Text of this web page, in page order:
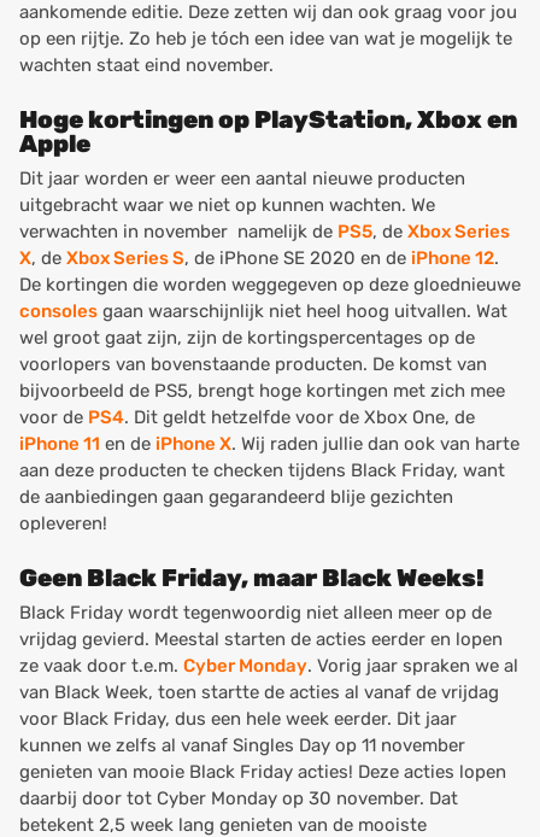
aankomende editie. Deze zetten wij dan ook graag voor jou
op een rijtje. Zo heb je tóch een idee van wat je mogelijk te
wachten staat eind november.
Hoge kortingen op PlayStation, Xbox en
Apple
Dit jaar worden er weer een aantal nieuwe producten
uitgebracht waar we niet op kunnen wachten. We
verwachten in november namelijk de PS5, de Xbox Series
X, de Xbox Series S, de iPhone SE 2020 en de iPhone 12.
De kortingen die worden weggegeven op deze gloednieuwe
consoles gaan waarschijnlijk niet heel hoog uitvallen. Wat
wel groot gaat zijn, zijn de kortingspercentages op de
voorlopers van bovenstaande producten. De komst van
bijvoorbeeld de PS5, brengt hoge kortingen met zich mee
voor de PS4. Dit geldt hetzelfde voor de Xbox One, de
iPhone 11 en de iPhone X. Wij raden jullie dan ook van harte
aan deze producten te checken tijdens Black Friday, want
de aanbiedingen gaan gegarandeerd blije gezichten
opleveren!
Geen Black Friday, maar Black Weeks!
Black Friday wordt tegenwoordig niet alleen meer op de
vrijdag gevierd. Meestal starten de acties eerder en lopen
ze vaak door t.e.m. Cyber Monday. Vorig jaar spraken we al
van Black Week, toen startte de acties al vanaf de vrijdag
voor Black Friday, dus een hele week eerder. Dit jaar
kunnen we zelfs al vanaf Singles Day op 11 november
genieten van mooie Black Friday acties! Deze acties lopen
daarbij door tot Cyber Monday op 30 november. Dat
betekent 2,5 week lang genieten van de mooiste